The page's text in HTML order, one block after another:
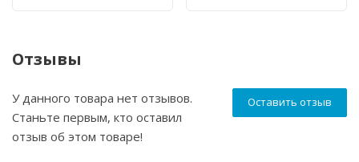
Отзывы
Оставить отзыв
У данного товара нет отзывов.
Станьте первым, кто оставил
отзыв об этом товаре!